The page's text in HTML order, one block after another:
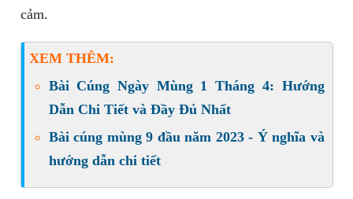
cảm.
XEM THÊM:
Bài Cúng Ngày Mùng 1 Tháng 4: Hướng
Dẫn Chi Tiết và Đầy Đủ Nhất
Bài cúng mùng 9 đầu năm 2023 - Ý nghĩa và
hướng dẫn chi tiết